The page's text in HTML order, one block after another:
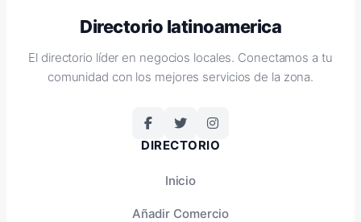
Directorio latinoamerica
El directorio líder en negocios locales. Conectamos a tu
comunidad con los mejores servicios de la zona.
DIRECTORIO
Inicio
Añadir Comercio